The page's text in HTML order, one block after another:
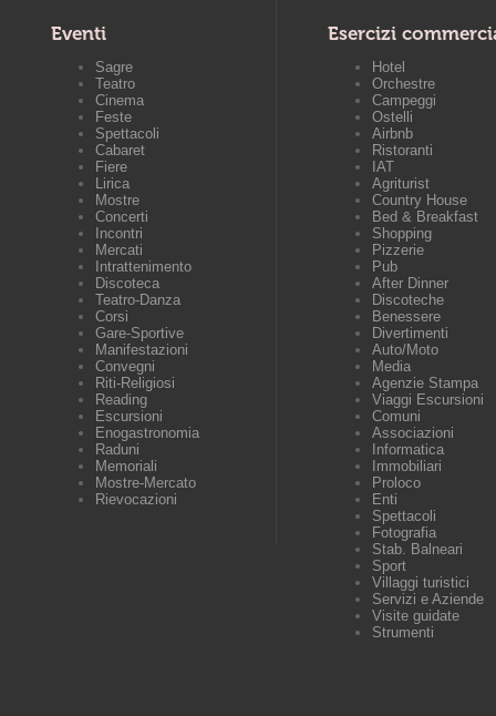
Eventi
Sagre
Teatro
Cinema
Feste
Spettacoli
Cabaret
Fiere
Lirica
Mostre
Concerti
Incontri
Mercati
Intrattenimento
Discoteca
Teatro-Danza
Corsi
Gare-Sportive
Manifestazioni
Convegni
Riti-Religiosi
Reading
Escursioni
Enogastronomia
Raduni
Memoriali
Mostre-Mercato
Rievocazioni
Esercizi
Hotel
Orchestre
Campeggi
Ostelli
Airbnb
Ristoranti
IAT
Agriturist
Country House
Bed & Breakfast
Shopping
Pizzerie
Pub
After Dinner
Discoteche
Benessere
Divertimenti
Auto/Moto
Media
Agenzie Stampa
Viaggi Escursioni
Comuni
Associazioni
Informatica
Immobiliari
Proloco
Enti
Spettacoli
Fotografia
Stab. Balneari
Sport
Villaggi turistici
Servizi e Aziende
Visite guidate
Strumenti